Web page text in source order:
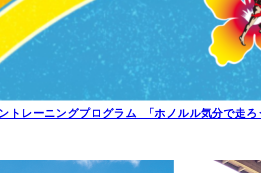
トレーニングプログラム 「ホノルル気分で走